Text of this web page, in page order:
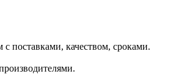
поставками, качеством, сроками.